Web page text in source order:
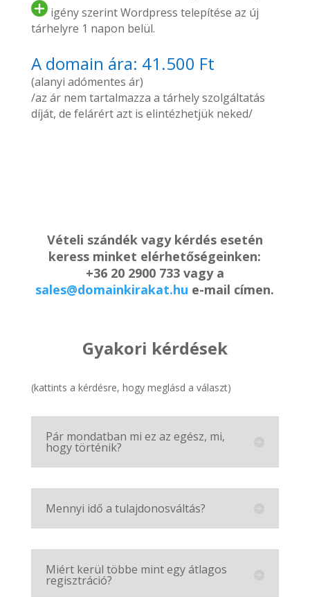
igény szerint Wordpress telepítése az új
tárhelyre 1 napon belül.
A domain ára: 41.500 Ft
(alanyi adómentes ár)
/az ár nem tartalmazza a tárhely szolgáltatás
díját, de felárért azt is elintézhetjük neked/
Vételi szándék vagy kérdés esetén
keress minket elérhetőségeinken:
+36 20 2900 733 vagy a
sales@domainkirakat.hu e-mail címen.
Gyakori kérdések
(kattints a kérdésre, hogy meglásd a választ)
Pár mondatban mi ez az egész, mi,
hogy történik?
Mennyi idő a tulajdonosváltás?
Miért kerül többe mint egy átlagos
regisztráció?